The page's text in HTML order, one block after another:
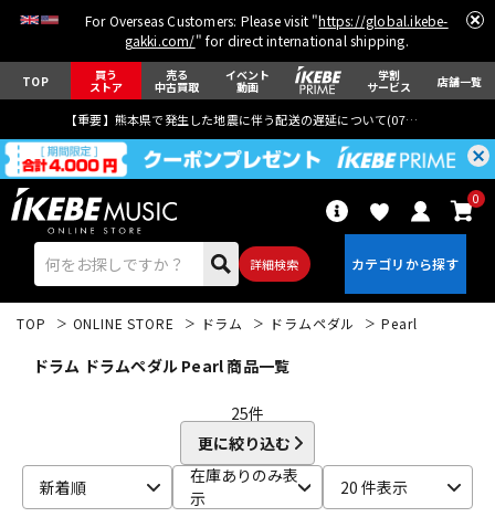
For Overseas Customers: Please visit "https://global.ikebe-
gakki.com/" for direct international shipping.
TOP 買う
ストア
売る
中古買取
イベント
動画
学割
サービス 店舗一覧
【重要】熊本県で発生した地震に伴う配送の遅延について(07月29日
詳細検索
0
TOP ONLINE STORE ドラム ドラムペダル Pearl
ドラム ドラムペダル Pearl 商品一覧
25件
更に絞り込む
新着順
在庫ありのみ表
示
20 件表示